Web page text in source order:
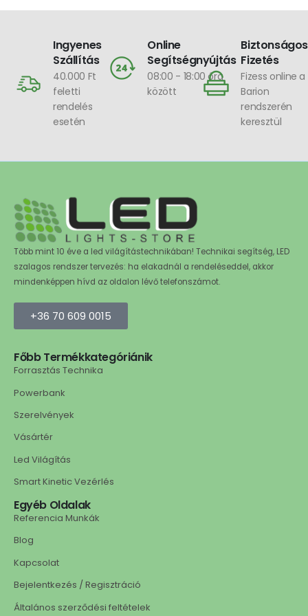
Ingyenes
Szállítás
40.000 Ft
feletti
rendelés
esetén
Online
Segítségnyújtás
08:00 - 18:00 óra
között
Biztonságos
Fizetés
Fizess online a
Barion
rendszerén
keresztül
Több mint 10 éve a led világítástechnikában! Technikai segítség, LED
szalagos rendszer tervezés: ha elakadnál a rendeléseddel, akkor
mindenképpen hívd az oldalon lévő telefonszámot.
+36 70 609 0015
Főbb Termékkategóriánik
Forrasztás Technika
Powerbank
Szerelvények
Vásártér
Led Világítás
Smart Kinetic Vezérlés
Egyéb Oldalak
Referencia Munkák
Blog
Kapcsolat
Bejelentkezés / Regisztráció
Általános szerződési feltételek